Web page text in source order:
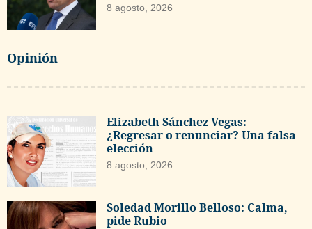
8 agosto, 2026
Opinión
Elizabeth Sánchez Vegas:
¿Regresar o renunciar? Una falsa
elección
8 agosto, 2026
Soledad Morillo Belloso: Calma,
pide Rubio